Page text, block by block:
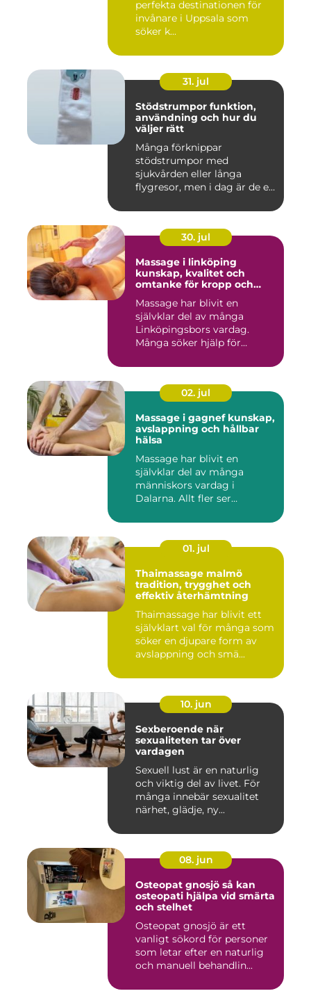
perfekta destinationen för
invånare i Uppsala som
söker k...
31. jul
Stödstrumpor funktion,
användning och hur du
väljer rätt
Många förknippar
stödstrumpor med
sjukvården eller långa
flygresor, men i dag är de ett
30. jul
Massage i linköping
kunskap, kvalitet och
omtanke för kropp och
Massage har blivit en
självklar del av många
Linköpingsbors vardag.
Många söker hjälp för
02. jul
Massage i gagnef kunskap,
avslappning och hållbar
hälsa
Massage har blivit en
självklar del av många
människors vardag i
Dalarna. Allt fler ser
01. jul
Thaimassage malmö
tradition, trygghet och
effektiv återhämtning
Thaimassage har blivit ett
självklart val för många som
söker en djupare form av
avslappning och smä...
10. jun
Sexberoende när
sexualiteten tar över
vardagen
Sexuell lust är en naturlig
och viktig del av livet. För
många innebär sexualitet
närhet, glädje, ny...
08. jun
Osteopat gnosjö så kan
osteopati hjälpa vid smärta
och stelhet
Osteopat gnosjö är ett
vanligt sökord för personer
som letar efter en naturlig
och manuell behandlin...